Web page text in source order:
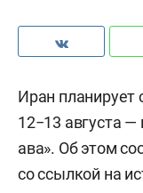
Иран планирует
12−13 августа
ава». Об этом
со ссылкой на